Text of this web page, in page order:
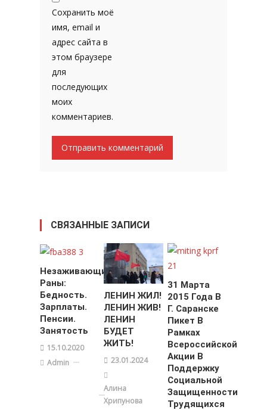
Сохранить моё
имя, email и
адрес сайта в
этом браузере
для
последующих
моих
комментариев.
СВЯЗАННЫЕ ЗАПИСИ
Незаживающие
Раны:
Бедность.
Зарплаты.
Пенсии.
Занятость
15.10.2020
Admin
ЛЕНИН ЖИЛ!
ЛЕНИН ЖИВ!
ЛЕНИН
БУДЕТ
ЖИТЬ!
23.01.2024
Алина
Хрипунова
31 Марта
2015 Года В
Г. Саранске
Пикет В
Рамках
Всероссийской
Акции В
Поддержку
Социальной
Защищенности
Трудящихся